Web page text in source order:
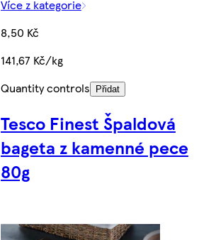
Více z kategorie
8,50 Kč
141,67 Kč/kg
Quantity controls
Přidat
Tesco Finest Špaldová
bageta z kamenné pece
80g